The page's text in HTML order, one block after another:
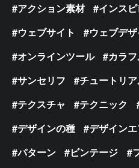
アクション素材
インス
ウェブサイト
ウェブデ
オンラインツール
カラ
サンセリフ
チュートリ
テクスチャ
テクニック
デザインの種
デザイン
パターン
ビンテージ